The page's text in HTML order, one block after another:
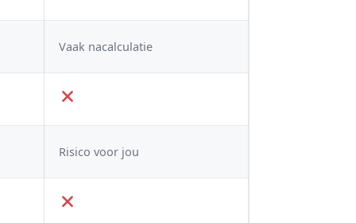
Vaak nacalculatie
Risico voor jou